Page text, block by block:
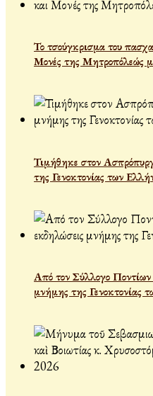
Το τσούγκρισμα του
Μονές της Μητροπόλεώς
Τιμήθηκε στον
της Γενοκτονίας των
Από τον Σύλλογο
μνήμης της Γενοκτονίας